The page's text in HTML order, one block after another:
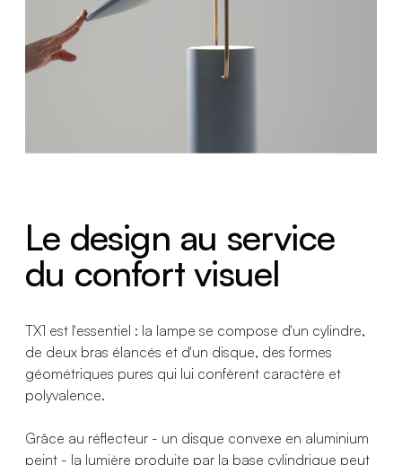
Le design au service
du confort visuel
TX1 est l'essentiel : la lampe se compose d'un cylindre,
de deux bras élancés et d'un disque, des formes
géométriques pures qui lui confèrent caractère et
polyvalence.
Grâce au réflecteur - un disque convexe en aluminium
peint - la lumière produite par la base cylindrique peut